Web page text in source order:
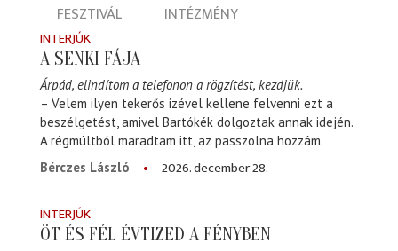
FESZTIVÁL
INTÉZMÉNY
INTERJÚK
A SENKI FÁJA
Árpád, elindítom a telefonon a rögzítést, kezdjük.
– Velem ilyen tekerős izével kellene felvenni ezt a
beszélgetést, amivel Bartókék dolgoztak annak idején.
A régmúltból maradtam itt, az passzolna hozzám.
Bérczes László
2026. december 28.
INTERJÚK
ÖT ÉS FÉL ÉVTIZED A FÉNYBEN